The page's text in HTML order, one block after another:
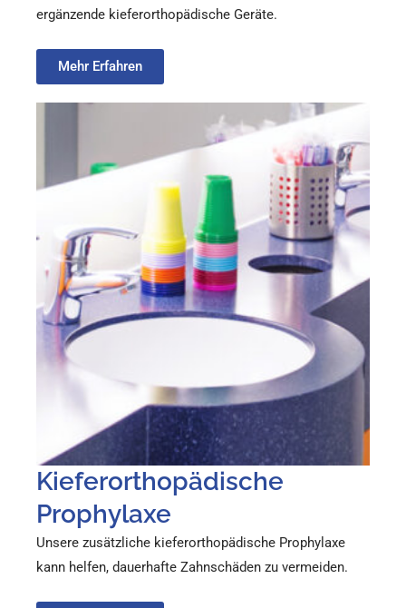
ergänzende kieferorthopädische Geräte.
Mehr Erfahren
Kieferorthopädische
Prophylaxe
Unsere zusätzliche kieferorthopädische Prophylaxe
kann helfen, dauerhafte Zahnschäden zu vermeiden.